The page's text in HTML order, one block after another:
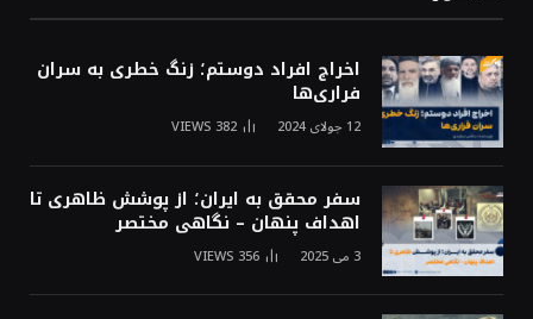
اخراج افراد دوستم؛ زنگ خطری به سران
فراری‌ها
12 جولای 2024 382
VIEWS
سفر محقق به ایران؛ از پوشش ظاهری تا
اهداف پنهان – نگاهی مختصر
3 می 2025 356
VIEWS